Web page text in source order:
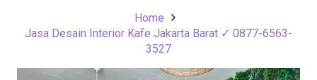
Home
Jasa Desain Interior Kafe Jakarta Barat ✓ 0877-6563-
3527